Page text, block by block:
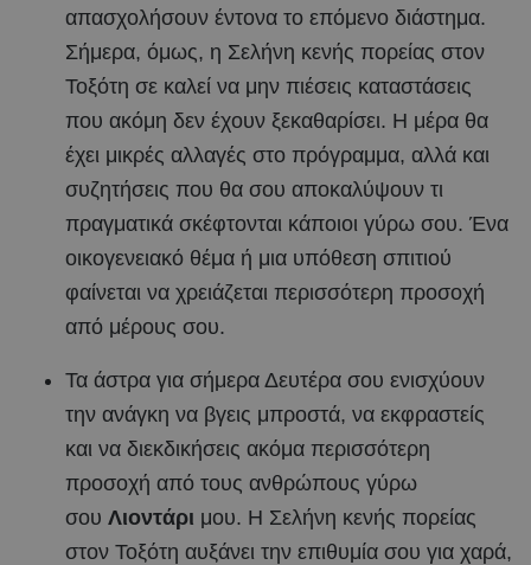
απασχολήσουν έντονα το επόμενο διάστημα.
Σήμερα, όμως, η Σελήνη κενής πορείας στον
Τοξότη σε καλεί να μην πιέσεις καταστάσεις
που ακόμη δεν έχουν ξεκαθαρίσει. Η μέρα θα
έχει μικρές αλλαγές στο πρόγραμμα, αλλά και
συζητήσεις που θα σου αποκαλύψουν τι
πραγματικά σκέφτονται κάποιοι γύρω σου. Ένα
οικογενειακό θέμα ή μια υπόθεση σπιτιού
φαίνεται να χρειάζεται περισσότερη προσοχή
από μέρους σου.
Τα άστρα για σήμερα Δευτέρα σου ενισχύουν
την ανάγκη να βγεις μπροστά, να εκφραστείς
και να διεκδικήσεις ακόμα περισσότερη
προσοχή από τους ανθρώπους γύρω
σου Λιοντάρι μου. Η Σελήνη κενής πορείας
στον Τοξότη αυξάνει την επιθυμία σου για χαρά,